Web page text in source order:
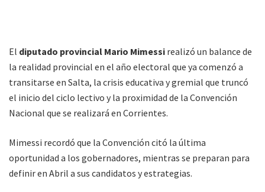
El diputado provincial Mario Mimessi realizó un balance de
la realidad provincial en el año electoral que ya comenzó a
transitarse en Salta, la crisis educativa y gremial que truncó
el inicio del ciclo lectivo y la proximidad de la Convención
Nacional que se realizará en Corrientes.
Mimessi recordó que la Convención citó la última
oportunidad a los gobernadores, mientras se preparan para
definir en Abril a sus candidatos y estrategias.